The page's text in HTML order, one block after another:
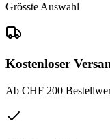
Grösste Auswahl
Kostenloser
Ab CHF 200